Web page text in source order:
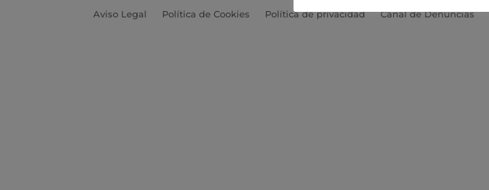
Aviso Legal Política de Cookies Política de privacidad Canal de Denuncias